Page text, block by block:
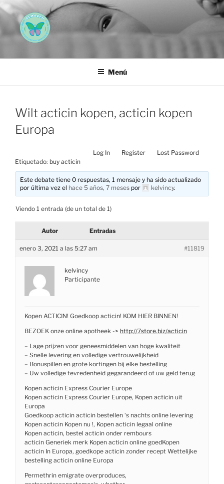
Saltar
al
contenido
AEMAREH
Menú
Wilt acticin kopen, acticin kopen
Europa
Log In Register
Lost Password
Etiquetado: buy acticin
Este debate tiene 0 respuestas, 1 mensaje y ha sido actualizado
por última vez el hace 5 años, 7 meses por kelvincy.
Viendo 1 entrada (de un total de 1)
Autor Entradas
enero 3, 2021 a las 5:27 am #11819
kelvincy
Participante
Kopen ACTICIN! Goedkoop acticin! KOM HIER BINNEN!
BEZOEK onze online apotheek -> http://7store.biz/acticin
– Lage prijzen voor geneesmiddelen van hoge kwaliteit
– Snelle levering en volledige vertrouwelijkheid
– Bonuspillen en grote kortingen bij elke bestelling
– Uw volledige tevredenheid gegarandeerd of uw geld terug
Kopen acticin Express Courier Europe
Kopen acticin Express Courier Europe, Kopen acticin uit
Europa
Goedkoop acticin acticin bestellen ‘s nachts online levering
Kopen acticin Kopen nu !, Kopen acticin legaal online
Kopen acticin, bestel acticin onder rembours
acticin Generiek merk Kopen acticin online goedKopen
acticin In Europa, goedkope acticin zonder recept Wettelijke
bestelling acticin online Europa
Permethrin emigrate overproduces,